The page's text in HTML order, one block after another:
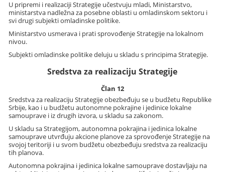
U pripremi i realizaciji Strategije učestvuju mladi, Ministarstvo,
ministarstva nadležna za posebne oblasti u omladinskom sektoru i
svi drugi subjekti omladinske politike.
Ministarstvo usmerava i prati sprovođenje Strategije na lokalnom
nivou.
Subjekti omladinske politike deluju u skladu s principima Strategije.
Sredstva za realizaciju Strategije
Član 12
Sredstva za realizaciju Strategije obezbeđuju se u budžetu Republike
Srbije, kao i u budžetu autonomne pokrajine i jedinice lokalne
samouprave i iz drugih izvora, u skladu sa zakonom.
U skladu sa Strategijom, autonomna pokrajina i jedinica lokalne
samouprave utvrđuju akcione planove za sprovođenje Strategije na
svojoj teritoriji i u svom budžetu obezbeđuju sredstva za realizaciju
tih planova.
Autonomna pokrajina i jedinica lokalne samouprave dostavljaju na